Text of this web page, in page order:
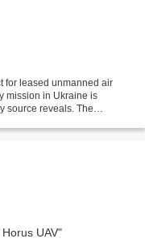
for leased unmanned air
mission in Ukraine is
source reveals. The